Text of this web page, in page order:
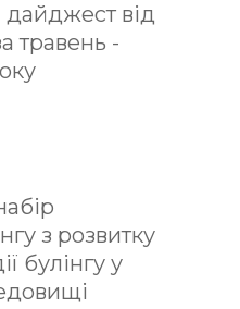
від
травень -
з розвитку
булінгу у